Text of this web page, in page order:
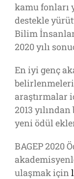
kamu fonları
destekle
Bilim
2020 yılı
En iyi genç
araştırmalar
2013
yeni ödül
BAGEP 2020
ulaşmak için